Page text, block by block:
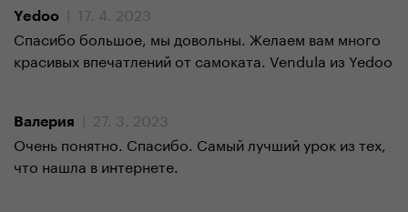
Yedoo
| 17. 4. 2023
Спасибо большое, мы довольны. Желаем вам много
красивых впечатлений от самоката. Vendula из Yedoo
Валерия
| 27. 3. 2023
Очень понятно. Спасибо. Самый лучший урок из тех,
что нашла в интернете.